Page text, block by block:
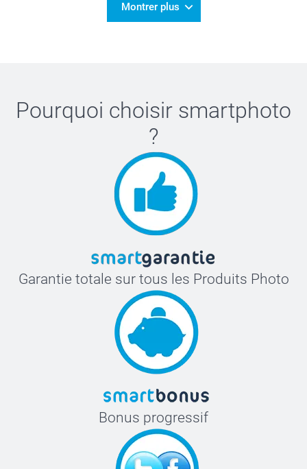
Montrer plus
Pourquoi choisir smartphoto
?
Garantie totale sur tous les Produits Photo
Bonus progressif